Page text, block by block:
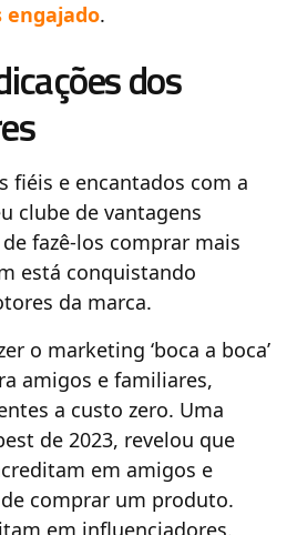
engajado.
dos
fiéis e encantados com a
clube de vantagens
fazê-los comprar mais
está conquistando
da marca.
o marketing ‘boca a boca’
amigos e familiares,
a custo zero. Uma
de 2023, revelou que
em amigos e
comprar um produto.
em influenciadores.